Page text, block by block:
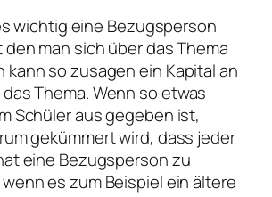
wichtig eine Bezugsperson
man sich über das Thema
so zusagen ein Kapital an
Thema. Wenn so etwas
Schüler aus gegeben ist,
gekümmert wird, dass jeder
eine Bezugsperson zu
es zum Beispiel ein ältere